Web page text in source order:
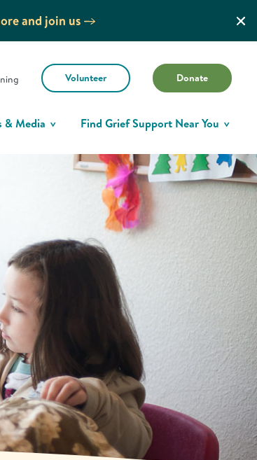
and join us
Volunteer Donate
& Media Find Grief Support Near You